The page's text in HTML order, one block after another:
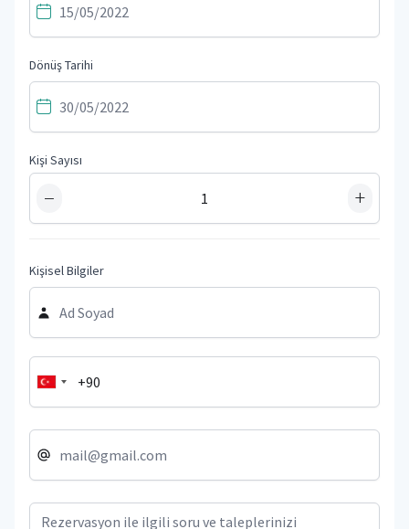
Dönüş Tarihi
Kişi Sayısı
− +
Kişisel Bilgiler